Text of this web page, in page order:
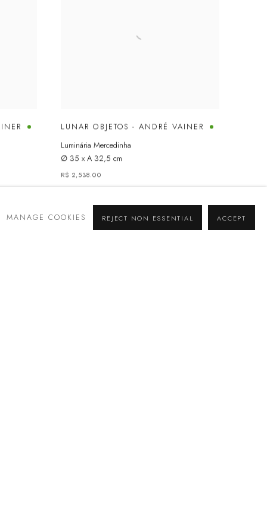
LUNAR OBJETOS - ANDRÉ VAINER
Luminária Mercedinha
∅ 35 x A 32,5 cm
R$ 2,538.00
MANAGE COOKIES REJECT NON ESSENTIAL ACCEPT